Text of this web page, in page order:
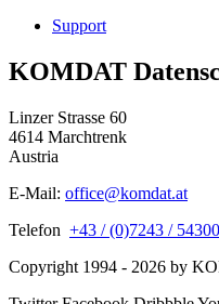
Support
KOMDAT
Linzer Strasse 60
4614 Marchtrenk
Austria
E-Mail: office@komdat.at
Telefon +43 / (0)7243 / 54300
Copyright 1994 - 2026 by